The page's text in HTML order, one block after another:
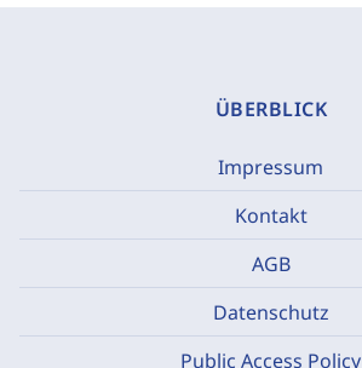
ÜBERBLICK
Impressum
Kontakt
AGB
Datenschutz
Public Access Policy